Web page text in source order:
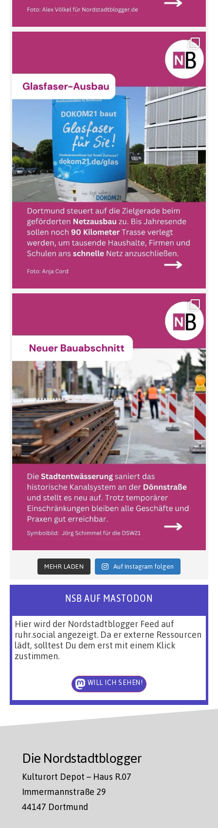
MEHR LADEN Auf Instagram folgen
NSB AUF MASTODON
Hier wird der Nordstadtblogger Feed auf
ruhr.social angezeigt. Da er externe Ressourcen
lädt, solltest Du dem erst mit einem Klick
zustimmen.
WILL ICH SEHEN!
Die Nordstadtblogger
Kulturort Depot – Haus R.07
Immermannstraße 29
44147 Dortmund